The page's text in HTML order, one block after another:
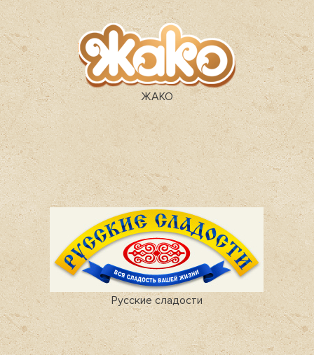
ЖАКО
Русские сладости